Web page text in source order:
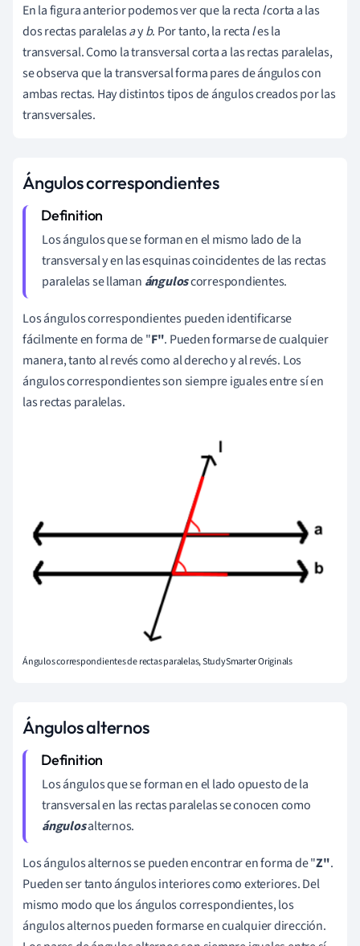
En la figura anterior podemos ver que la recta lcorta a las
dos rectas paralelasayb. Por tanto, la rectales la
transversal. Como la transversal corta a las rectas paralelas,
se observa que la transversal forma pares de ángulos con
ambas rectas. Hay distintos tipos de ángulos creados por las
transversales.
Ángulos correspondientes
Los ángulos que se forman en el mismo lado de la
transversal y en las esquinas coincidentes de las rectas
paralelas se llaman ánguloscorrespondientes.
Los ángulos correspondientes pueden identificarse
fácilmente en forma de "F". Pueden formarse de cualquier
manera, tanto al revés como al derecho y al revés. Los
ángulos correspondientes son siempre iguales entre sí en
las rectas paralelas.
Ángulos correspondientes de rectas paralelas, StudySmarter Originals
Ángulos alternos
Los ángulos que se forman en el lado opuesto de la
transversal en las rectas paralelas se conocen como
ángulosalternos.
Los ángulos alternos se pueden encontrar en forma de "Z".
Pueden ser tanto ángulos interiores como exteriores. Del
mismo modo que los ángulos correspondientes, los
ángulos alternos pueden formarse en cualquier dirección.